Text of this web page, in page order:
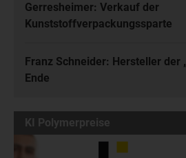
Gerresheimer: Verkauf der
Kunststoffverpackungssparte
Franz Schneider: Hersteller der
Ende
KI Polymerpreise